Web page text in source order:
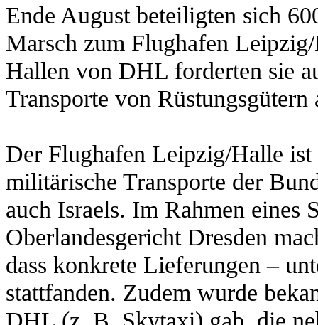
Ende August beteiligten sich
Marsch zum Flughafen
Hallen von DHL forderten sie
Transporte von Rüstungsgütern
Der Flughafen Leipzig/Halle
militärische Transporte der
auch Israels. Im Rahmen eines
Oberlandesgericht Dresden
dass konkrete Lieferungen –
stattfanden. Zudem wurde